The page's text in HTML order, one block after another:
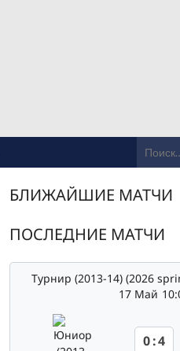
БЛИЖАЙШИЕ МАТЧИ
ПОСЛЕДНИЕ МАТЧИ
Турнир (2013-14) (2026
17 Май
0:4